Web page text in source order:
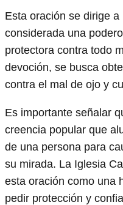
Esta oración se dirige
considerada una
protectora contra todo
devoción, se busca
contra el mal de ojo y
Es importante señalar
creencia popular que
de una persona para
su mirada. La Iglesia
esta oración como una
pedir protección y